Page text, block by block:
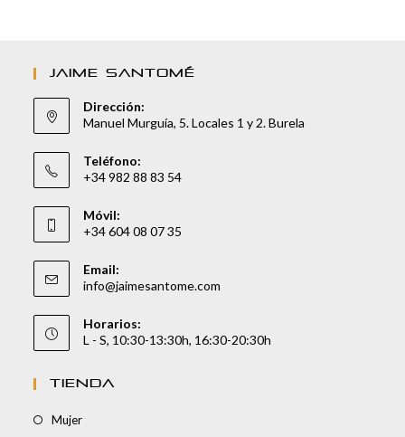
JAIME SANTOMÉ
Dirección:
Manuel Murguía, 5. Locales 1 y 2. Burela
Teléfono:
+34 982 88 83 54
Móvil:
+34 604 08 07 35
Email:
info@jaimesantome.com
Horarios:
L - S, 10:30-13:30h, 16:30-20:30h
TIENDA
Mujer